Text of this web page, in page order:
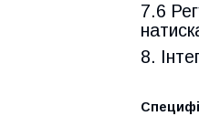
7.6
8.